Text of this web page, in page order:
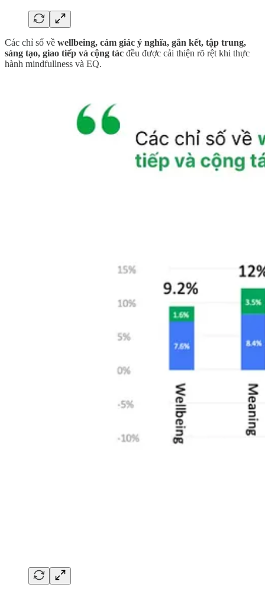
Các chỉ số về wellbeing, cảm giác ý nghĩa, gắn kết, tập trung,
sáng tạo, giao tiếp và cộng tác đều được cải thiện rõ rệt khi thực
hành mindfullness và EQ.